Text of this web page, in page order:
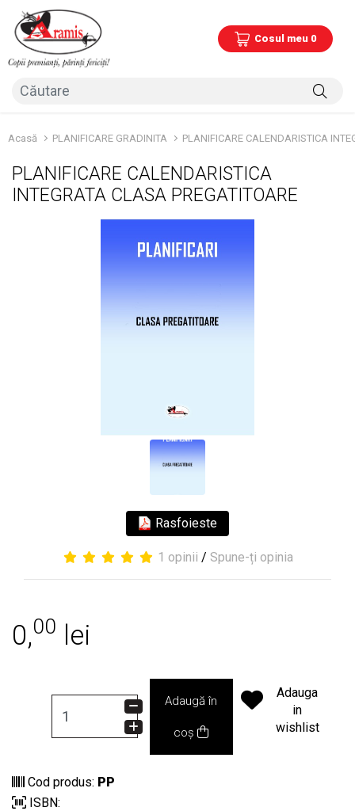
Cosul meu 0
Acasă PLANIFICARE GRADINITA PLANIFICARE CALENDARISTICA
PLANIFICARE CALENDARISTICA
INTEGRATA CLASA PREGATITOARE
Rasfoieste
1 opinii / Spune-ți opinia
0,00 lei
Adaugă în
coș
Adauga
in
wishlist
Cod produs: PP
ISBN: